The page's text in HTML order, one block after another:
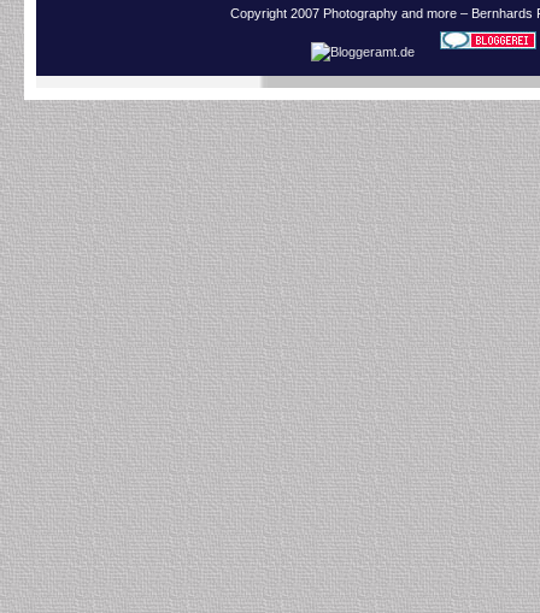
Copyright 2007 Photography and more –